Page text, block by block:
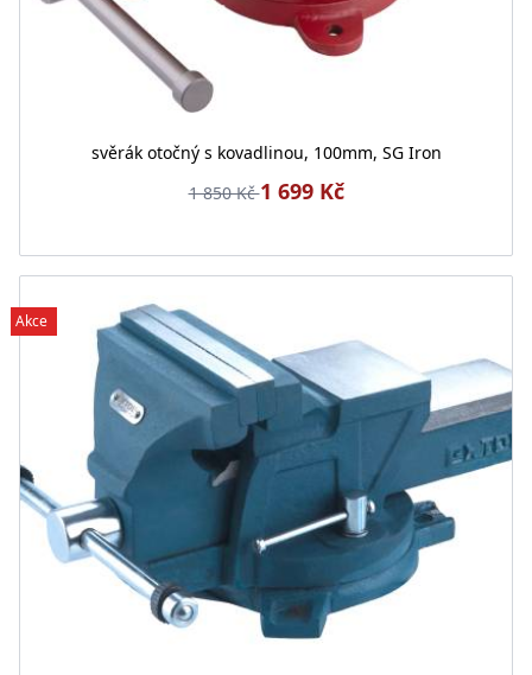
svěrák otočný s kovadlinou, 100mm, SG Iron
1 850 Kč1 699 Kč
Akce